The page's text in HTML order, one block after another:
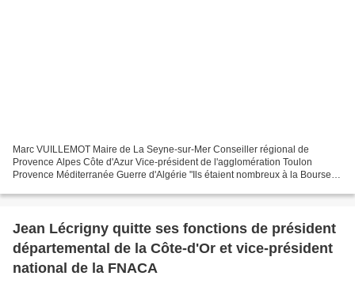
Marc VUILLEMOT Maire de La Seyne-sur-Mer Conseiller régional de
Provence Alpes Côte d'Azur Vice-président de l'agglomération Toulon
Provence Méditerranée Guerre d'Algérie "Ils étaient nombreux à la Bourse
Jean Lécrigny quitte ses fonctions de président
départemental de la Côte-d'Or et vice-président
national de la FNACA